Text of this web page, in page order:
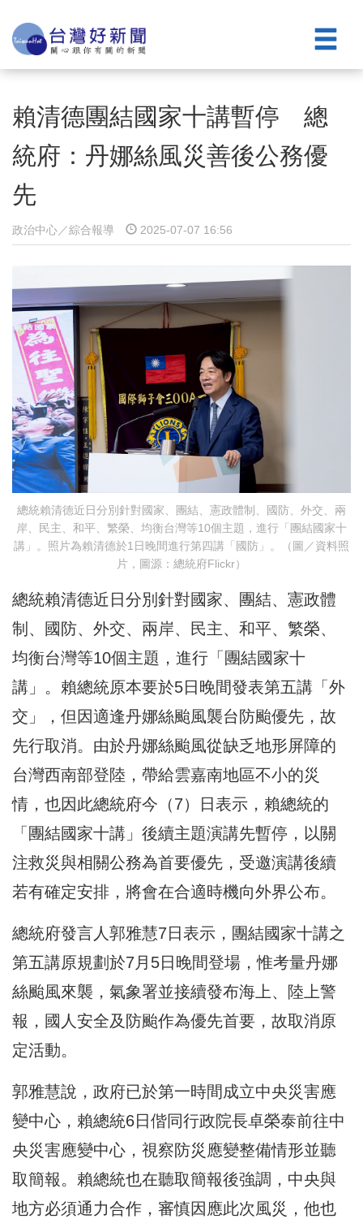
賴清德團結國家十講暫停 總
統府：丹娜絲風災善後公務優
先
政治中心／綜合報導 2025-07-07 16:56
總統賴清德近日分別針對國家、團結、憲政體制、國防、外交、兩
岸、民主、和平、繁榮、均衡台灣等10個主題，進行「團結國家十
講」。照片為賴清德於1日晚間進行第四講「國防」。（圖／資料照
片，圖源：總統府Flickr）
總統賴清德近日分別針對國家、團結、憲政體
制、國防、外交、兩岸、民主、和平、繁榮、
均衡台灣等10個主題，進行「團結國家十
講」。賴總統原本要於5日晚間發表第五講「外
交」，但因適逢丹娜絲颱風襲台防颱優先，故
先行取消。由於丹娜絲颱風從缺乏地形屏障的
台灣西南部登陸，帶給雲嘉南地區不小的災
情，也因此總統府今（7）日表示，賴總統的
「團結國家十講」後續主題演講先暫停，以關
注救災與相關公務為首要優先，受邀演講後續
若有確定安排，將會在合適時機向外界公布。
總統府發言人郭雅慧7日表示，團結國家十講之
第五講原規劃於7月5日晚間登場，惟考量丹娜
絲颱風來襲，氣象署並接續發布海上、陸上警
報，國人安全及防颱作為優先首要，故取消原
定活動。
郭雅慧說，政府已於第一時間成立中央災害應
變中心，賴總統6日偕同行政院長卓榮泰前往中
央災害應變中心，視察防災應變整備情形並聽
取簡報。賴總統也在聽取簡報後強調，中央與
地方必須通力合作，審慎因應此次風災，他也